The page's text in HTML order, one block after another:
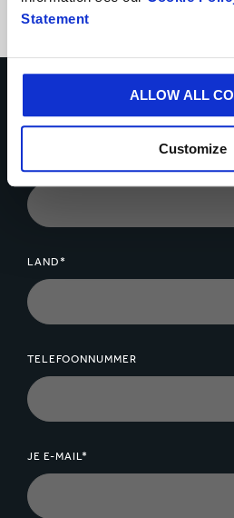
Statement
ALLOW ALL
Customize
Neem vandaag
LAND*
TELEFOONNUMMER
JE E-MAIL*